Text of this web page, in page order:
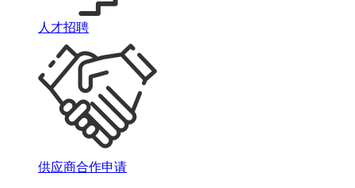
人才招聘
供应商合作申请